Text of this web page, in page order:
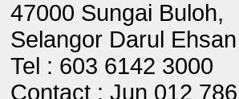
47000 Sungai Buloh,
Selangor Darul Ehsan
Tel : 603 6142 3000
Contact : Jun 012 786